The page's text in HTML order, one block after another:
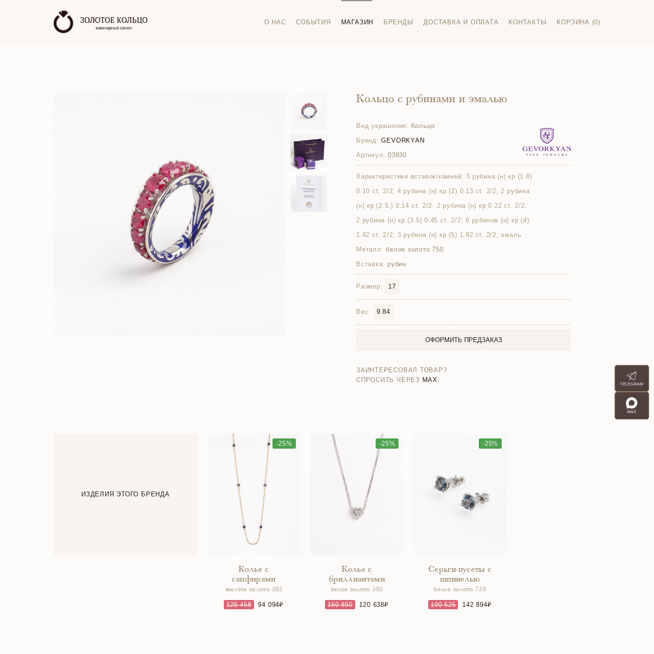
О НАС СОБЫТИЯ МАГАЗИН БРЕНДЫ ДОСТАВКА И ОПЛАТА КОНТАКТЫ КОРЗИНА (0)
Кольцо с рубинами и эмалью
Вид украшения: Кольцо
Бренд: GEVORKYAN
Артикул: 03830
Характеристики вставок/камней: 3 рубина (н) кр (1.8)
0.10 ct. 2/2; 4 рубина (н) кр (2) 0.13 ct. 2/2; 2 рубина
(н) кр (2.5.) 0.14 ct. 2/2; 2 рубина (н) кр 0.22 ct. 2/2;
2 рубина (н) кр (3.5) 0.45 ct. 2/2; 6 рубинов (н) кр (4)
1.82 ct. 2/2; 3 рубина (н) кр (5) 1.82 ct. 2/2; эмаль
Металл: белое золото 750
Вставка: рубин
Размер: 17
Вес: 9.84
ОФОРМИТЬ ПРЕДЗАКАЗ
ЗАИНТЕРЕСОВАЛ ТОВАР?
СПРОСИТЬ ЧЕРЕЗ MAX
ИЗДЕЛИЯ ЭТОГО БРЕНДА
-25%
Колье с
сапфирами
желтое золото 585
125 458 94 094
-25%
Колье с
бриллиантами
белое золото 585
160 850 120 638
-25%
Серьги-пусеты с
шпинелью
белое золото 750
190 525 142 894
TELEGRAM
MAX